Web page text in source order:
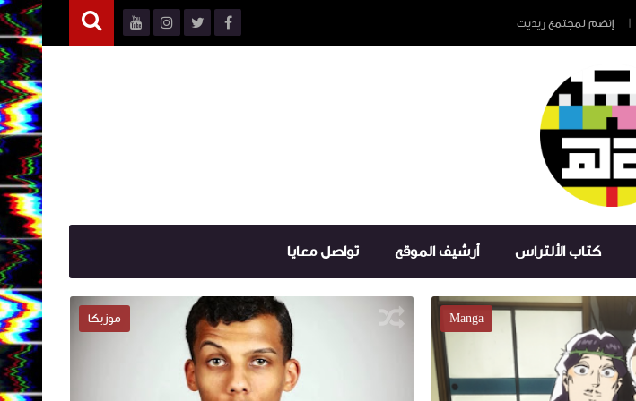
إنضم لمجتمع ريديت
كتاب الألتراس أرشيف الموقع تواصل معايا
موزيكا روووح